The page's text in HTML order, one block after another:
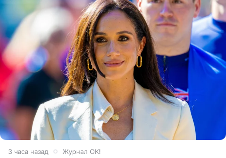
3 часа назад Журнал OK!